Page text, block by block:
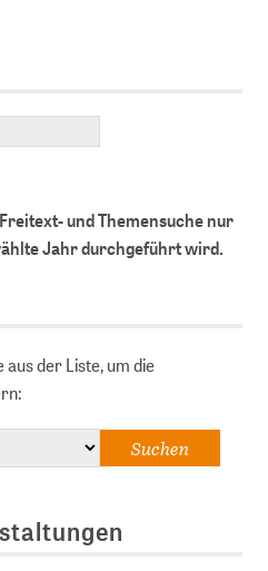
und Themensuche nur
Jahr durchgeführt wird.
aus der Liste, um die